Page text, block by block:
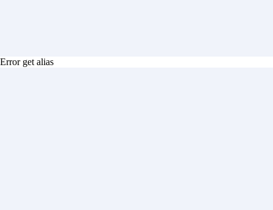
Error get alias